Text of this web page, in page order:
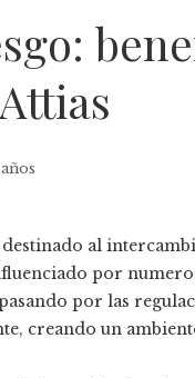
al
por
por las
creando un